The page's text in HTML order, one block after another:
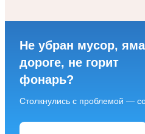
Не убран мусор,
дороге, не горит
фонарь?
Столкнулись с проблемой —